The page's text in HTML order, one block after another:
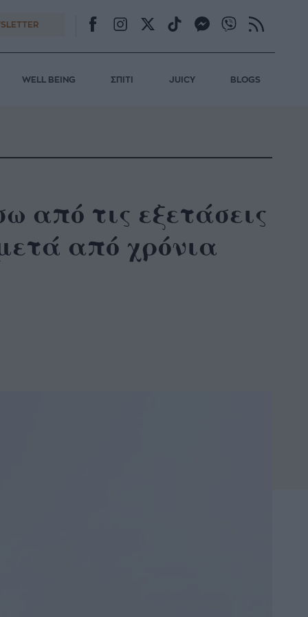
WELL BEING ΣΠΙΤΙ JUICY BLOGS
από τις εξετάσεις
από χρόνια